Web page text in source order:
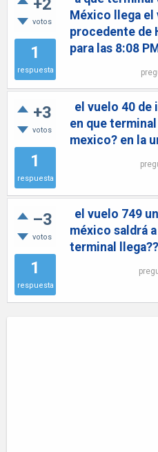
+2
votos
1
respuesta
México llega el
procedente de
para las 8:08 PM
+3
votos
1
respuesta
el vuelo 40 de
en que
mexico? en la
–3
votos
1
respuesta
el vuelo 749
méxico saldrá
terminal llega??